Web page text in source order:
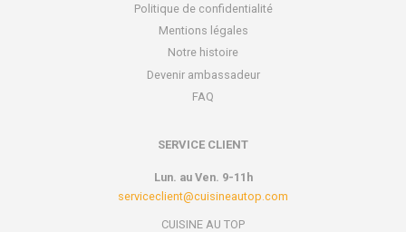
Politique de confidentialité
Mentions légales
Notre histoire
Devenir ambassadeur
FAQ
SERVICE CLIENT
Lun. au Ven. 9-11h
serviceclient@cuisineautop.com
CUISINE AU TOP